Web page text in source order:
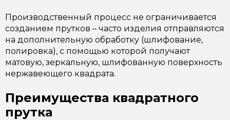
Производственный процесс не ограничивается
созданием прутков – часто изделия отправляются
на дополнительную обработку (шлифование,
полировка), с помощью которой получают
матовую, зеркальную, шлифованную поверхность
нержавеющего квадрата.
Преимущества квадратного
прутка